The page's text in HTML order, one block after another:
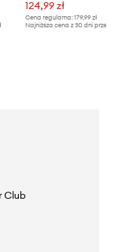
124,99 zł
Cena regularna: 179,99 zł
Najniższa cena z 30 dni przed obniżką:
Club